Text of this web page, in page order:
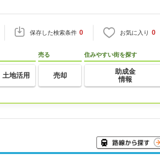
保存した検索条件 0 お気に入り 0
土地活用
売る
売却
住みやすい街を探す
助成金
情報